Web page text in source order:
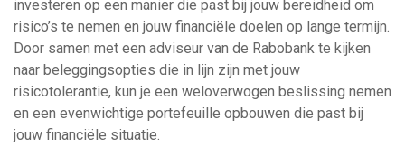
investeren op een manier die past bij jouw bereidheid om
risico’s te nemen en jouw financiële doelen op lange termijn.
Door samen met een adviseur van de Rabobank te kijken
naar beleggingsopties die in lijn zijn met jouw
risicotolerantie, kun je een weloverwogen beslissing nemen
en een evenwichtige portefeuille opbouwen die past bij
jouw financiële situatie.